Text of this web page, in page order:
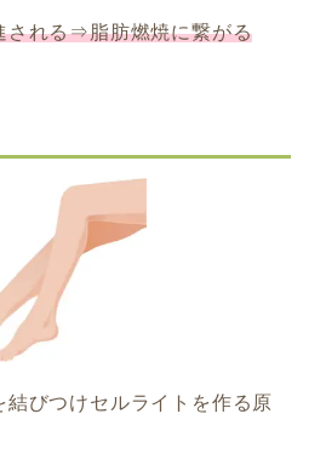
れる⇒脂肪燃焼に繋がる
びつけセルライトを作る原